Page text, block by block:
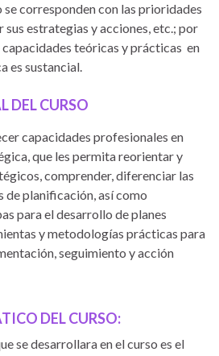
corresponden con las prioridades
estrategias y acciones, etc.; por
teóricas y prácticas en
es sustancial.
DEL CURSO
capacidades profesionales en
que les permita reorientar y
comprender, diferenciar las
planificación, así como
para el desarrollo de planes
y metodologías prácticas para
seguimiento y acción
DEL CURSO:
se desarrollara en el curso es el